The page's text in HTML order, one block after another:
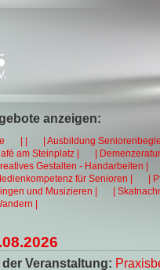
anzeigen:
| |
| Ausbildung
am Steinplatz |
|
Gestalten - Handarbeiten |
für Senioren |
|
und Musizieren |
|
|
der Veranstaltung: